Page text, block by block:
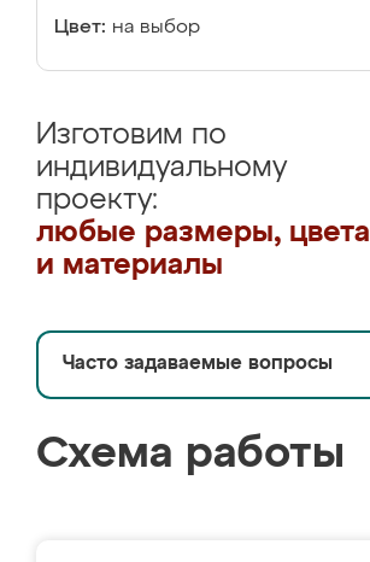
Цвет: на выбор
Изготовим по
индивидуальному
проекту:
любые размеры, цвета
и материалы
Часто задаваемые вопросы
Схема работы